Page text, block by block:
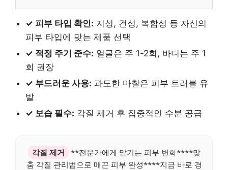
✓ 피부 타입 확인: 지성, 건성, 복합성 등 자신의
피부 타입에 맞는 제품 선택
✓ 적정 주기 준수: 얼굴은 주 1-2회, 바디는 주 1
회 권장
✓ 부드러운 사용: 과도한 마찰은 피부 트러블 유
발
✓ 보습 필수: 각질 제거 후 집중적인 수분 공급
각질 제거
**전문가에게 맡기는 피부 변화****맞
춤 각질 관리법으로 매끈 피부 완성****지금 바로 경